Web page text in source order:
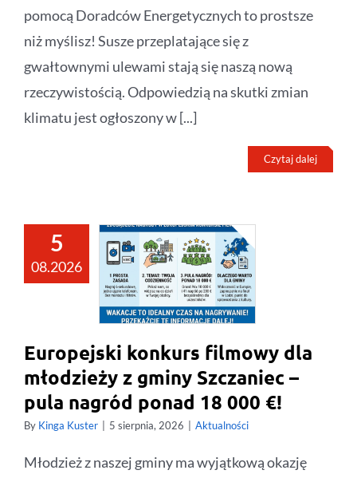
pomocą Doradców Energetycznych to prostsze
niż myślisz! Susze przeplatające się z
gwałtownymi ulewami stają się naszą nową
rzeczywistością. Odpowiedzią na skutki zmian
klimatu jest ogłoszony w [...]
Czytaj dalej
5
08.2026
Europejski konkurs filmowy dla
młodzieży z gminy Szczaniec –
pula nagród ponad 18 000 €!
By Kinga Kuster 5 sierpnia, 2026 Aktualności
Młodzież z naszej gminy ma wyjątkową okazję